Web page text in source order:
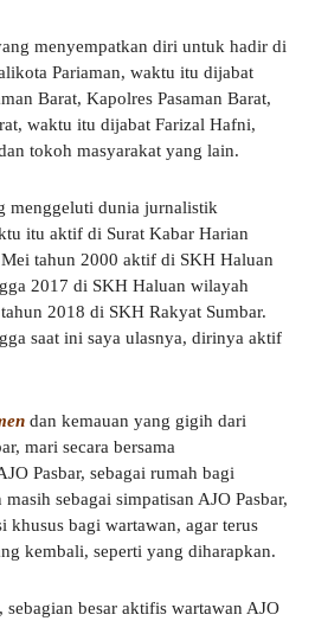
menyempatkan diri untuk hadir di
Pariaman, waktu itu dijabat
Barat, Kapolres Pasaman Barat,
waktu itu dijabat Farizal Hafni,
tokoh masyarakat yang lain.
menggeluti dunia jurnalistik
itu aktif di Surat Kabar Harian
tahun 2000 aktif di SKH Haluan
2017 di SKH Haluan wilayah
2018 di SKH Rakyat Sumbar.
saat ini saya ulasnya, dirinya aktif
dan kemauan yang gigih dari
mari secara bersama
Pasbar, sebagai rumah bagi
sebagai simpatisan AJO Pasbar,
khusus bagi wartawan, agar terus
kembali, seperti yang diharapkan.
besar aktifis wartawan AJO